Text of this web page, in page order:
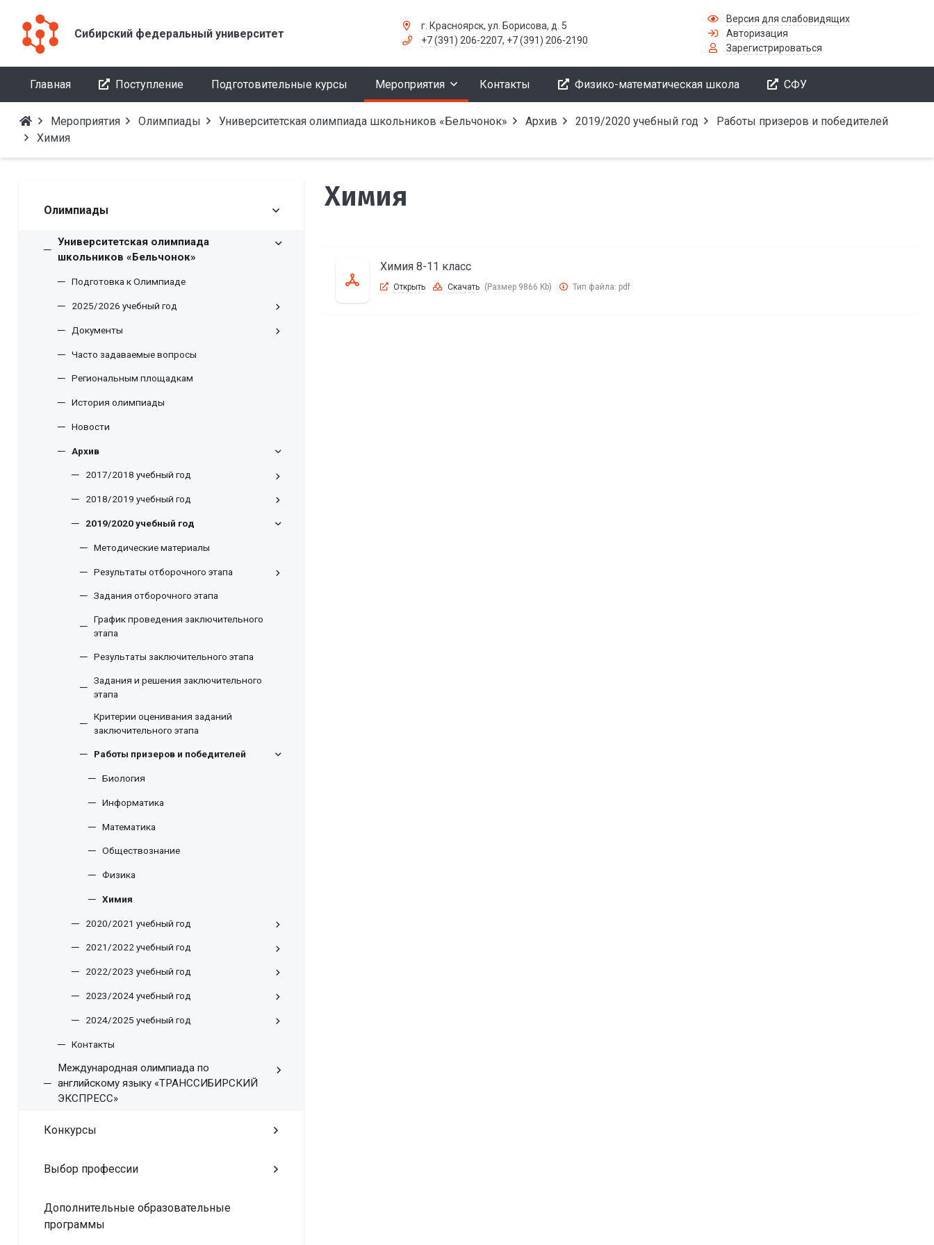
Сибирский федеральный университет
г. Красноярск, ул. Борисова, д. 5
+7 (391) 206-2207, +7 (391) 206-2190
Версия для слабовидящих
Авторизация
Зарегистрироваться
Главная Поступление Подготовительные курсы Мероприятия Контакты Физико-математическая школа СФУ
Мероприятия Олимпиады Университетская олимпиада школьников «Бельчонок» Архив 2019/2020 учебный год
Работы призеров и победителей
Химия
Олимпиады
Университетская олимпиада
школьников «Бельчонок»
Подготовка к Олимпиаде
2025/2026 учебный год
Документы
Часто задаваемые вопросы
Региональным площадкам
История олимпиады
Новости
Архив
2017/2018 учебный год
2018/2019 учебный год
2019/2020 учебный год
Методические материалы
Результаты отборочного этапа
Задания отборочного этапа
График проведения заключительного
этапа
Результаты заключительного этапа
Задания и решения заключительного
этапа
Критерии оценивания заданий
заключительного этапа
Работы призеров и победителей
Биология
Информатика
Математика
Обществознание
Физика
Химия
2020/2021 учебный год
2021/2022 учебный год
2022/2023 учебный год
2023/2024 учебный год
2024/2025 учебный год
Контакты
Международная олимпиада по
английскому языку «ТРАНССИБИРСКИЙ
ЭКСПРЕСС»
Конкурсы
Выбор профессии
Дополнительные образовательные
программы
Химия
Химия 8-11 класс
Открыть Скачать (Размер 9866 Kb) Тип файла: pdf